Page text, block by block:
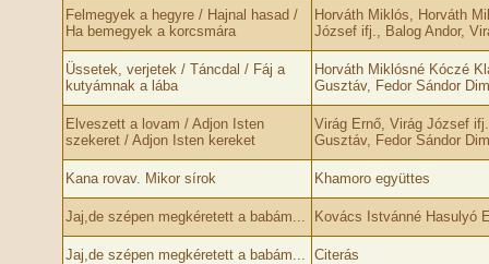
Felmegyek a hegyre / Hajnal hasad /
Ha bemegyek a korcsmára
Horváth Miklós, Horváth
József ifj., Balog Andor,
Üssetek, verjetek / Táncdal / Fáj a
kutyámnak a lába
Horváth Miklósné Kóczé
Gusztáv, Fedor Sándor
Elveszett a lovam / Adjon Isten
szekeret / Adjon Isten kereket
Virág Ernő, Virág József
Gusztáv, Fedor Sándor
Kana rovav. Mikor sírok Khamoro együttes
Jaj,de szépen megkéretett a babám... Kovács Istvánné Hasulyó
Jaj,de szépen megkéretett a babám... Citerás